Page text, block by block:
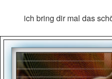
ich bring dir mal das